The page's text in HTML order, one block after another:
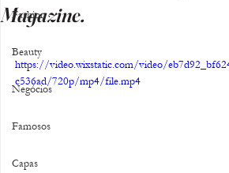
Fashion
Beauty
Negócios
Famosos
Capas
Magazine.
https://video.wixstatic.com/video/
c536ad/720p/mp4/file.mp4